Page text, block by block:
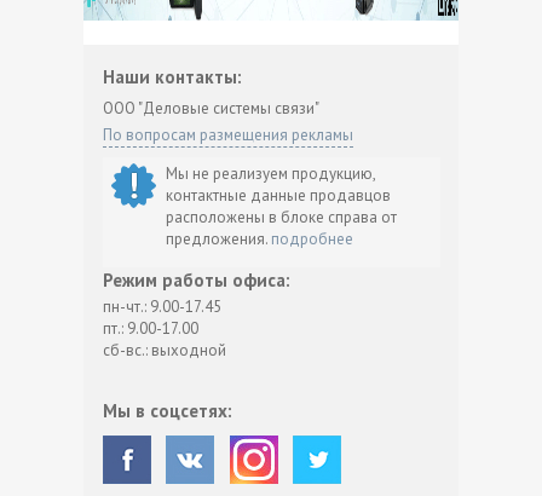
Наши контакты:
ООО "Деловые системы связи"
По вопросам размещения рекламы
Мы не реализуем продукцию,
контактные данные продавцов
расположены в блоке справа от
предложения. подробнее
Режим работы офиса:
пн-чт.: 9.00-17.45
пт.: 9.00-17.00
сб-вс.: выходной
Мы в соцсетях: